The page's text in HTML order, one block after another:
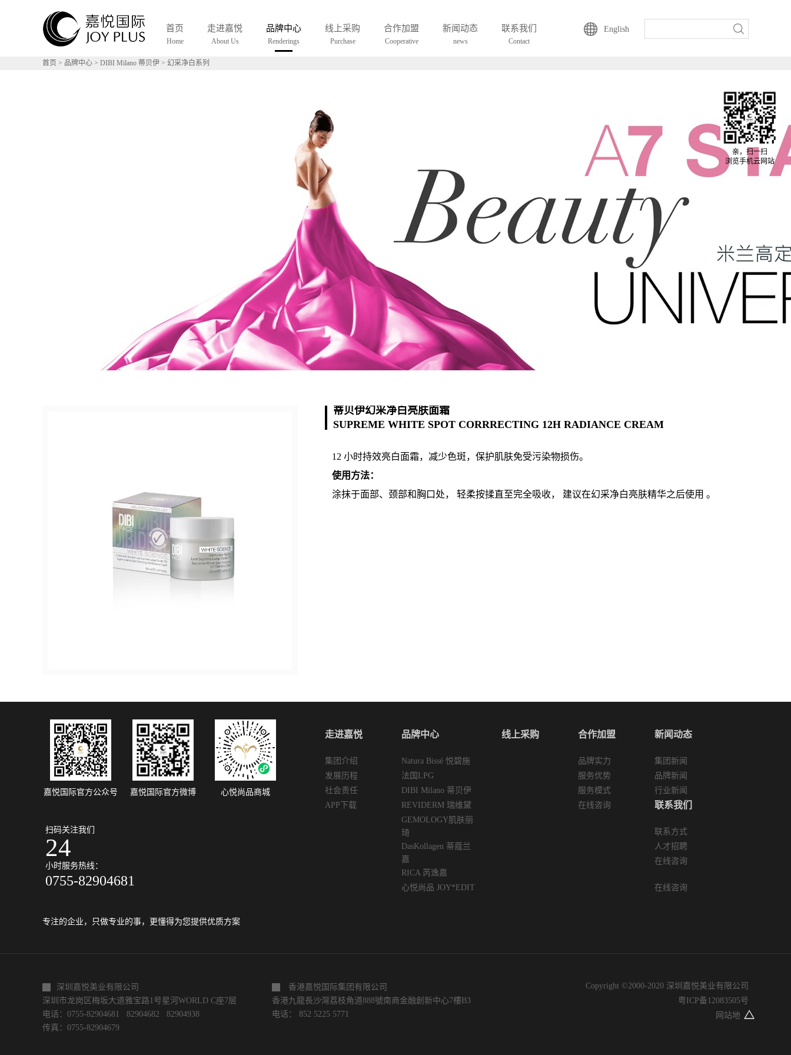
首页
Home
走进嘉悦
About Us
品牌中心
Renderings
线上采购
Purchase
合作加盟
Cooperative
新闻动态
news
联系我们
Contact
English
首页 > 品牌中心 > DIBI Milano 蒂贝伊 > 幻采净白系列
蒂贝伊幻采净白亮肤面霜
SUPREME WHITE SPOT CORRRECTING 12H RADIANCE CREAM
12 小时持效亮白面霜，减少色斑，保护肌肤免受污染物损伤。
使用方法：
涂抹于面部、颈部和胸口处， 轻柔按揉直至完全吸收， 建议在幻采净白亮肤精华之后使用 。
嘉悦国际官方公众号 嘉悦国际官方微博 心悦尚品商城
扫码关注我们
24
小时服务热线：
0755-82904681
专注的企业，只做专业的事，更懂得为您提供优质方案
走进嘉悦
集团介绍
发展历程
社会责任
APP下载
品牌中心
Natura Bissé 悦碧施
法国LPG
DIBI Milano 蒂贝伊
REVIDERM 瑞维黛
GEMOLOGY肌肤丽
琦
DasKollagen 蒂蔻兰
嘉
RICA 芮逸嘉
心悦尚品 JOY*EDIT
线上采购 合作加盟
品牌实力
服务优势
服务模式
在线咨询
新闻动态
集团新闻
品牌新闻
行业新闻
联系我们
联系方式
人才招聘
在线咨询
在线咨询
深圳嘉悦美业有限公司
深圳市龙岗区梅坂大道雅宝路1号星河WORLD C座7层
电话：0755-82904681 82904682 82904938
传真：0755-82904679
香港嘉悦国际集团有限公司
香港九龍長沙灣荔枝角道888號南商金融創新中心7樓B3
电话： 852 5225 5771
Copyright ©2000-2020 深圳嘉悦美业有限公司
粤ICP备12083505号
网站地图
亲，扫一扫
浏览手机云网站